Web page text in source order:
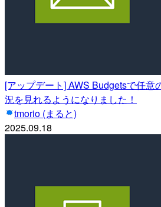
[アップデート] AWS Budgetsで任意
況を見れるようになりました！
tmorio (まると)
2025.09.18